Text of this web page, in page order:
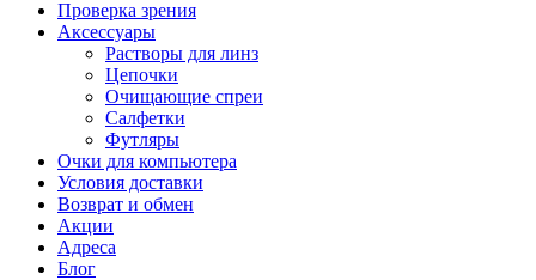
Проверка зрения
Аксессуары
Растворы для линз
Цепочки
Очищающие спреи
Салфетки
Футляры
Очки для компьютера
Условия доставки
Возврат и обмен
Акции
Адреса
Блог